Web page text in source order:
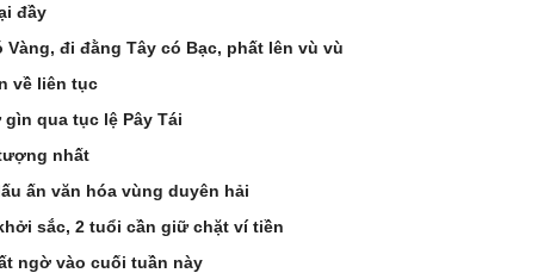
đầy
đi đằng Tây có Bạc, phất lên vù vù
về liên tục
qua tục lệ Pây Tái
nhất
ấn văn hóa vùng duyên hải
sắc, 2 tuổi cần giữ chặt ví tiền
ngờ vào cuối tuần này